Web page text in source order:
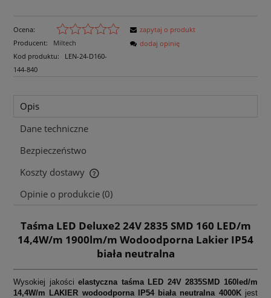
Ocena:
Producent:
Miltech
Kod produktu:
LEN-24-D160-
144-840
zapytaj o produkt
dodaj opinię
Opis
Dane techniczne
Bezpieczeństwo
Koszty dostawy
Cena nie zawiera ewentualnych kosztów płatności
Opinie o produkcie (0)
Taśma LED Deluxe2 24V 2835 SMD 160 LED/m
14,4W/m 1900lm/m Wodoodporna Lakier IP54
biała neutralna
Wysokiej jakościelastyczna taśma LED 24V 2835SMD 160led/m
14,4W/m LAKIER wodoodporna IP54 biała neutralna 4000Kjest